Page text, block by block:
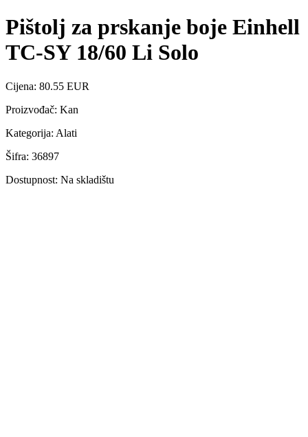
Pištolj za prskanje boje Einhell
TC-SY 18/60 Li Solo
Cijena: 80.55 EUR
Proizvođač: Kan
Kategorija: Alati
Šifra: 36897
Dostupnost: Na skladištu